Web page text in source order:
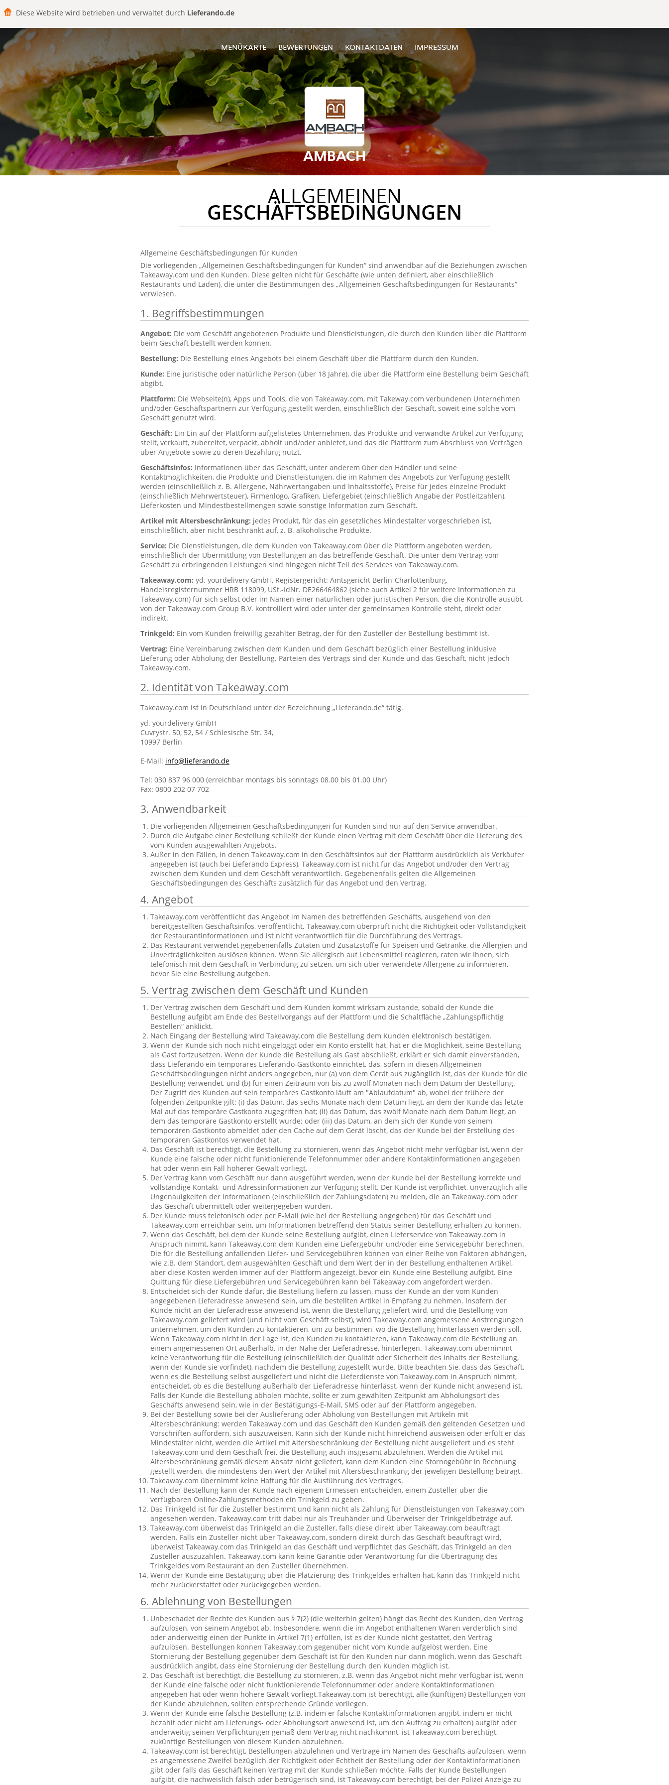
Diese Website wird betrieben und verwaltet durch Lieferando.de
MENÜKARTE BEWERTUNGEN KONTAKTDATEN IMPRESSUM
AMBACH
ALLGEMEINEN
GESCHÄFTSBEDINGUNGEN
Allgemeine Geschäftsbedingungen für Kunden
Die vorliegenden „Allgemeinen Geschäftsbedingungen für Kunden“ sind anwendbar auf die Beziehungen zwischen
Takeaway.com und den Kunden. Diese gelten nicht für Geschäfte (wie unten definiert, aber einschließlich
Restaurants und Läden), die unter die Bestimmungen des „Allgemeinen Geschäftsbedingungen für Restaurants“
verwiesen.
1. Begriffsbestimmungen
Angebot: Die vom Geschäft angebotenen Produkte und Dienstleistungen, die durch den Kunden über die Plattform
beim Geschäft bestellt werden können.
Bestellung: Die Bestellung eines Angebots bei einem Geschäft über die Plattform durch den Kunden.
Kunde: Eine juristische oder natürliche Person (über 18 Jahre), die über die Plattform eine Bestellung beim Geschäft
abgibt.
Plattform: Die Webseite(n), Apps und Tools, die von Takeaway.com, mit Takeway.com verbundenen Unternehmen
und/oder Geschäftspartnern zur Verfügung gestellt werden, einschließlich der Geschäft, soweit eine solche vom
Geschäft genutzt wird.
Geschäft: Ein Ein auf der Plattform aufgelistetes Unternehmen, das Produkte und verwandte Artikel zur Verfügung
stellt, verkauft, zubereitet, verpackt, abholt und/oder anbietet, und das die Plattform zum Abschluss von Verträgen
über Angebote sowie zu deren Bezahlung nutzt.
Geschäftsinfos: Informationen über das Geschäft, unter anderem über den Händler und seine
Kontaktmöglichkeiten, die Produkte und Dienstleistungen, die im Rahmen des Angebots zur Verfügung gestellt
werden (einschließlich z. B. Allergene, Nährwertangaben und Inhaltsstoffe), Preise für jedes einzelne Produkt
(einschließlich Mehrwertsteuer), Firmenlogo, Grafiken, Liefergebiet (einschließlich Angabe der Postleitzahlen),
Lieferkosten und Mindestbestellmengen sowie sonstige Information zum Geschäft.
Artikel mit Altersbeschränkung: jedes Produkt, für das ein gesetzliches Mindestalter vorgeschrieben ist,
einschließlich, aber nicht beschränkt auf, z. B. alkoholische Produkte.
Service: Die Dienstleistungen, die dem Kunden von Takeaway.com über die Plattform angeboten werden,
einschließlich der Übermittlung von Bestellungen an das betreffende Geschäft. Die unter dem Vertrag vom
Geschäft zu erbringenden Leistungen sind hingegen nicht Teil des Services von Takeaway.com.
Takeaway.com: yd. yourdelivery GmbH, Registergericht: Amtsgericht Berlin-Charlottenburg,
Handelsregisternummer HRB 118099, USt.-IdNr. DE266464862 (siehe auch Artikel 2 für weitere Informationen zu
Takeaway.com) für sich selbst oder im Namen einer natürlichen oder juristischen Person, die die Kontrolle ausübt,
von der Takeaway.com Group B.V. kontrolliert wird oder unter der gemeinsamen Kontrolle steht, direkt oder
indirekt.
Trinkgeld: Ein vom Kunden freiwillig gezahlter Betrag, der für den Zusteller der Bestellung bestimmt ist.
Vertrag: Eine Vereinbarung zwischen dem Kunden und dem Geschäft bezüglich einer Bestellung inklusive
Lieferung oder Abholung der Bestellung. Parteien des Vertrags sind der Kunde und das Geschäft, nicht jedoch
Takeaway.com.
2. Identität von Takeaway.com
Takeaway.com ist in Deutschland unter der Bezeichnung „Lieferando.de“ tätig.
yd. yourdelivery GmbH
Cuvrystr. 50, 52, 54 / Schlesische Str. 34,
10997 Berlin
E-Mail: info@lieferando.de
Tel: 030 837 96 000 (erreichbar montags bis sonntags 08.00 bis 01.00 Uhr)
Fax: 0800 202 07 702
3. Anwendbarkeit
Die vorliegenden Allgemeinen Geschäftsbedingungen für Kunden sind nur auf den Service anwendbar.
Durch die Aufgabe einer Bestellung schließt der Kunde einen Vertrag mit dem Geschäft über die Lieferung des
vom Kunden ausgewählten Angebots.
Außer in den Fällen, in denen Takeaway.com in den Geschäftsinfos auf der Plattform ausdrücklich als Verkäufer
angegeben ist (auch bei Lieferando Express), Takeaway.com ist nicht für das Angebot und/oder den Vertrag
zwischen dem Kunden und dem Geschäft verantwortlich. Gegebenenfalls gelten die Allgemeinen
Geschäftsbedingungen des Geschäfts zusätzlich für das Angebot und den Vertrag.
4. Angebot
Takeaway.com veröffentlicht das Angebot im Namen des betreffenden Geschäfts, ausgehend von den
bereitgestellten Geschäftsinfos, veröffentlicht. Takeaway.com überprüft nicht die Richtigkeit oder Vollständigkeit
der Restaurantinformationen und ist nicht verantwortlich für die Durchführung des Vertrags.
Das Restaurant verwendet gegebenenfalls Zutaten und Zusatzstoffe für Speisen und Getränke, die Allergien und
Unverträglichkeiten auslösen können. Wenn Sie allergisch auf Lebensmittel reagieren, raten wir Ihnen, sich
telefonisch mit dem Geschäft in Verbindung zu setzen, um sich über verwendete Allergene zu informieren,
bevor Sie eine Bestellung aufgeben.
5. Vertrag zwischen dem Geschäft und Kunden
Der Vertrag zwischen dem Geschäft und dem Kunden kommt wirksam zustande, sobald der Kunde die
Bestellung aufgibt am Ende des Bestellvorgangs auf der Plattform und die Schaltfläche „Zahlungspflichtig
Bestellen“ anklickt.
Nach Eingang der Bestellung wird Takeaway.com die Bestellung dem Kunden elektronisch bestätigen.
Wenn der Kunde sich noch nicht eingeloggt oder ein Konto erstellt hat, hat er die Möglichkeit, seine Bestellung
als Gast fortzusetzen. Wenn der Kunde die Bestellung als Gast abschließt, erklärt er sich damit einverstanden,
dass Lieferando ein temporäres Lieferando-Gastkonto einrichtet, das, sofern in diesen Allgemeinen
Geschäftsbedingungen nicht anders angegeben, nur (a) von dem Gerät aus zugänglich ist, das der Kunde für die
Bestellung verwendet, und (b) für einen Zeitraum von bis zu zwölf Monaten nach dem Datum der Bestellung.
Der Zugriff des Kunden auf sein temporäres Gastkonto läuft am "Ablaufdatum" ab, wobei der frühere der
folgenden Zeitpunkte gilt: (i) das Datum, das sechs Monate nach dem Datum liegt, an dem der Kunde das letzte
Mal auf das temporäre Gastkonto zugegriffen hat; (ii) das Datum, das zwölf Monate nach dem Datum liegt, an
dem das temporäre Gastkonto erstellt wurde; oder (iii) das Datum, an dem sich der Kunde von seinem
temporären Gastkonto abmeldet oder den Cache auf dem Gerät löscht, das der Kunde bei der Erstellung des
temporären Gastkontos verwendet hat.
Das Geschäft ist berechtigt, die Bestellung zu stornieren, wenn das Angebot nicht mehr verfügbar ist, wenn der
Kunde eine falsche oder nicht funktionierende Telefonnummer oder andere Kontaktinformationen angegeben
hat oder wenn ein Fall höherer Gewalt vorliegt.
Der Vertrag kann vom Geschäft nur dann ausgeführt werden, wenn der Kunde bei der Bestellung korrekte und
vollständige Kontakt- und Adressinformationen zur Verfügung stellt. Der Kunde ist verpflichtet, unverzüglich alle
Ungenauigkeiten der Informationen (einschließlich der Zahlungsdaten) zu melden, die an Takeaway.com oder
das Geschäft übermittelt oder weitergegeben wurden.
Der Kunde muss telefonisch oder per E-Mail (wie bei der Bestellung angegeben) für das Geschäft und
Takeaway.com erreichbar sein, um Informationen betreffend den Status seiner Bestellung erhalten zu können.
Wenn das Geschäft, bei dem der Kunde seine Bestellung aufgibt, einen Lieferservice von Takeaway.com in
Anspruch nimmt, kann Takeaway.com dem Kunden eine Liefergebühr und/oder eine Servicegebühr berechnen.
Die für die Bestellung anfallenden Liefer- und Servicegebühren können von einer Reihe von Faktoren abhängen,
wie z.B. dem Standort, dem ausgewählten Geschäft und dem Wert der in der Bestellung enthaltenen Artikel,
aber diese Kosten werden immer auf der Plattform angezeigt, bevor ein Kunde eine Bestellung aufgibt. Eine
Quittung für diese Liefergebühren und Servicegebühren kann bei Takeaway.com angefordert werden.
Entscheidet sich der Kunde dafür, die Bestellung liefern zu lassen, muss der Kunde an der vom Kunden
angegebenen Lieferadresse anwesend sein, um die bestellten Artikel in Empfang zu nehmen. Insofern der
Kunde nicht an der Lieferadresse anwesend ist, wenn die Bestellung geliefert wird, und die Bestellung von
Takeaway.com geliefert wird (und nicht vom Geschäft selbst), wird Takeaway.com angemessene Anstrengungen
unternehmen, um den Kunden zu kontaktieren, um zu bestimmen, wo die Bestellung hinterlassen werden soll.
Wenn Takeaway.com nicht in der Lage ist, den Kunden zu kontaktieren, kann Takeaway.com die Bestellung an
einem angemessenen Ort außerhalb, in der Nähe der Lieferadresse, hinterlegen. Takeaway.com übernimmt
keine Verantwortung für die Bestellung (einschließlich der Qualität oder Sicherheit des Inhalts der Bestellung,
wenn der Kunde sie vorfindet), nachdem die Bestellung zugestellt wurde. Bitte beachten Sie, dass das Geschäft,
wenn es die Bestellung selbst ausgeliefert und nicht die Lieferdienste von Takeaway.com in Anspruch nimmt,
entscheidet, ob es die Bestellung außerhalb der Lieferadresse hinterlässt, wenn der Kunde nicht anwesend ist.
Falls der Kunde die Bestellung abholen möchte, sollte er zum gewählten Zeitpunkt am Abholungsort des
Geschäfts anwesend sein, wie in der Bestätigungs-E-Mail, SMS oder auf der Plattform angegeben.
Bei der Bestellung sowie bei der Auslieferung oder Abholung von Bestellungen mit Artikeln mit
Altersbeschränkung: werden Takeaway.com und das Geschäft den Kunden gemäß den geltenden Gesetzen und
Vorschriften auffordern, sich auszuweisen. Kann sich der Kunde nicht hinreichend ausweisen oder erfült er das
Mindestalter nicht, werden die Artikel mit Altersbeschränkung der Bestellung nicht ausgeliefert und es steht
Takeaway.com und dem Geschäft frei, die Bestellung auch insgesamt abzulehnen. Werden die Artikel mit
Altersbeschränkung gemäß diesem Absatz nicht geliefert, kann dem Kunden eine Stornogebühr in Rechnung
gestellt werden, die mindestens den Wert der Artikel mit Altersbeschränkung der jeweligen Bestellung beträgt.
Takeaway.com übernimmt keine Haftung für die Ausführung des Vertrages.
Nach der Bestellung kann der Kunde nach eigenem Ermessen entscheiden, einem Zusteller über die
verfügbaren Online-Zahlungsmethoden ein Trinkgeld zu geben.
Das Trinkgeld ist für die Zusteller bestimmt und kann nicht als Zahlung für Dienstleistungen von Takeaway.com
angesehen werden. Takeaway.com tritt dabei nur als Treuhänder und Überweiser der Trinkgeldbeträge auf.
Takeaway.com überweist das Trinkgeld an die Zusteller, falls diese direkt über Takeaway.com beauftragt
werden. Falls ein Zusteller nicht über Takeaway.com, sondern direkt durch das Geschäft beauftragt wird,
überweist Takeaway.com das Trinkgeld an das Geschäft und verpflichtet das Geschäft, das Trinkgeld an den
Zusteller auszuzahlen. Takeaway.com kann keine Garantie oder Verantwortung für die Übertragung des
Trinkgeldes vom Restaurant an den Zusteller übernehmen.
Wenn der Kunde eine Bestätigung über die Platzierung des Trinkgeldes erhalten hat, kann das Trinkgeld nicht
mehr zurückerstattet oder zurückgegeben werden.
6. Ablehnung von Bestellungen
Unbeschadet der Rechte des Kunden aus § 7(2) (die weiterhin gelten) hängt das Recht des Kunden, den Vertrag
aufzulösen, von seinem Angebot ab. Insbesondere, wenn die im Angebot enthaltenen Waren verderblich sind
oder anderweitig einen der Punkte in Artikel 7(1) erfüllen, ist es der Kunde nicht gestattet, den Vertrag
aufzulösen. Bestellungen können Takeaway.com gegenüber nicht vom Kunde aufgelöst werden. Eine
Stornierung der Bestellung gegenüber dem Geschäft ist für den Kunden nur dann möglich, wenn das Geschäft
ausdrücklich angibt, dass eine Stornierung der Bestellung durch den Kunden möglich ist.
Das Geschäft ist berechtigt, die Bestellung zu stornieren, z.B. wenn das Angebot nicht mehr verfügbar ist, wenn
der Kunde eine falsche oder nicht funktionierende Telefonnummer oder andere Kontaktinformationen
angegeben hat oder wenn höhere Gewalt vorliegt.Takeaway.com ist berechtigt, alle (künftigen) Bestellungen von
der Kunde abzulehnen, sollten entsprechende Gründe vorliegen.
Wenn der Kunde eine falsche Bestellung (z.B. indem er falsche Kontaktinformationen angibt, indem er nicht
bezahlt oder nicht am Lieferungs- oder Abholungsort anwesend ist, um den Auftrag zu erhalten) aufgibt oder
anderweitig seinen Verpflichtungen gemäß dem Vertrag nicht nachkommt, ist Takeaway.com berechtigt,
zukünftige Bestellungen von diesem Kunden abzulehnen.
Takeaway.com ist berechtigt, Bestellungen abzulehnen und Verträge im Namen des Geschäfts aufzulösen, wenn
es angemessene Zweifel bezüglich der Richtigkeit oder Echtheit der Bestellung oder der Kontaktinformationen
gibt oder falls das Geschäft keinen Vertrag mit der Kunde schließen möchte. Falls der Kunde Bestellungen
aufgibt, die nachweislich falsch oder betrügerisch sind, ist Takeaway.com berechtigt, bei der Polizei Anzeige zu